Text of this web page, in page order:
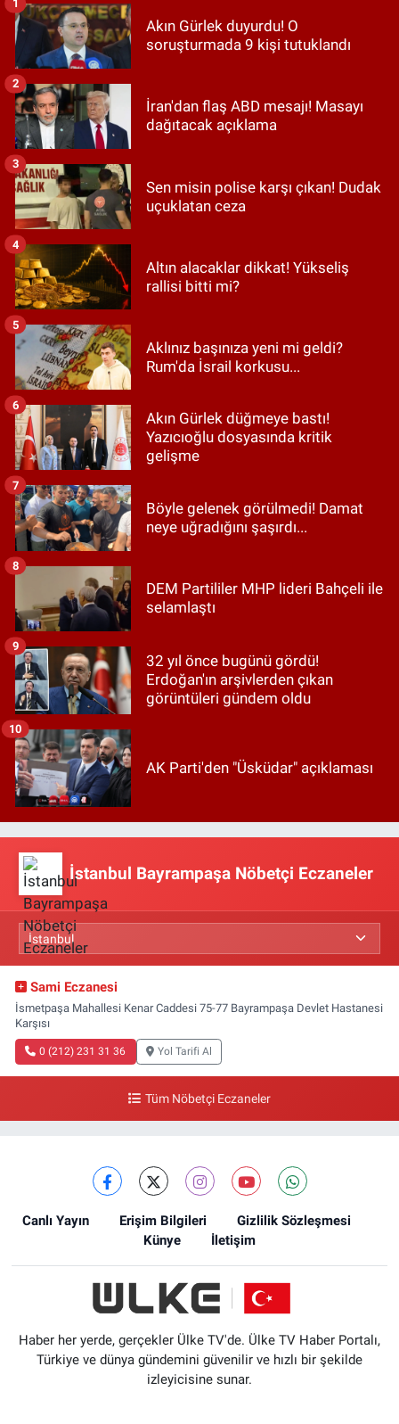
Akın Gürlek duyurdu! O
soruşturmada 9 kişi tutuklandı
1
İran'dan flaş ABD mesajı! Masayı
dağıtacak açıklama
2
Sen misin polise karşı çıkan! Dudak
uçuklatan ceza
3
Altın alacaklar dikkat! Yükseliş
rallisi bitti mi?
4
Aklınız başınıza yeni mi geldi?
Rum'da İsrail korkusu...
5
Akın Gürlek düğmeye bastı!
Yazıcıoğlu dosyasında kritik
gelişme
6
Böyle gelenek görülmedi! Damat
neye uğradığını şaşırdı...
7
DEM Partililer MHP lideri Bahçeli ile
selamlaştı
8
32 yıl önce bugünü gördü!
Erdoğan'ın arşivlerden çıkan
görüntüleri gündem oldu
9
AK Parti'den "Üsküdar" açıklaması
10
İstanbul Bayrampaşa Nöbetçi Eczaneler
Sami Eczanesi
İsmetpaşa Mahallesi Kenar Caddesi 75-77 Bayrampaşa Devlet Hastanesi
Karşısı
0 (212) 231 31 36 Yol Tarifi Al
Tüm Nöbetçi Eczaneler
Canlı Yayın Erişim Bilgileri
Gizlilik Sözleşmesi
Künye
İletişim
Haber her yerde, gerçekler Ülke TV'de. Ülke TV Haber Portalı,
Türkiye ve dünya gündemini güvenilir ve hızlı bir şekilde
izleyicisine sunar.